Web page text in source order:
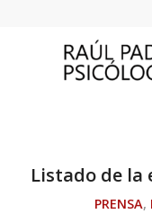
Listado de la
PRENSA,